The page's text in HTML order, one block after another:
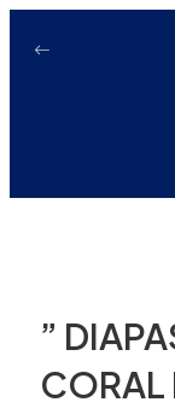
”
CORAL